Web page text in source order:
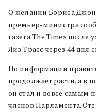
О желании Бориса
премьер-министра
газета The Times после
Лиз Трасс через 44 дня
По информации
продолжает расти, а в
он стал и вовсе самым
членов Парламента.